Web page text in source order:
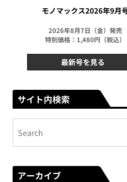
モノマックス2026年9月
2026年8月7日（金）発売
特別価格：1,480円（税込）
最新号を見る
サイト内検索
アーカイブ